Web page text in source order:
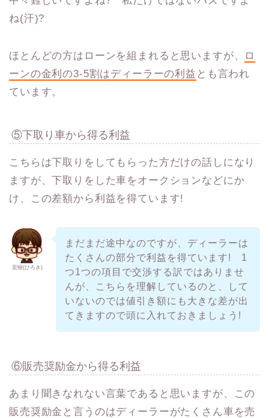
ね(汗)?
ほとんどの方はローンを組まれると思いますが、
ロ
ーンの金利の3-5割はディーラーの利益 とも言われ
ています。
⑤下取り車から得る利益
こちらは下取りをしてもらった方だけの話しになり
ますが、下取りをした車をオークションなどにか
け、この差額から利益を得ています!
宏樹(ひろき)
まだまだ途中なのですが、ディーラーは
たくさんの部分で利益を得ています! 1
つ1つの項目で交渉する訳ではありませ
んが、こちらを理解しているのと、して
いないのでは値引き額にも大きな差が出
てきますので頭に入れておきましょう!
⑥販売奨励金から得る利益
あまり聞きなれない言葉であると思いますが、この
販売奨励金と言うのはディーラーがたくさん車を売